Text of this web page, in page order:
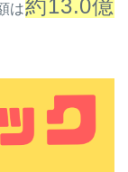
は約13.0億